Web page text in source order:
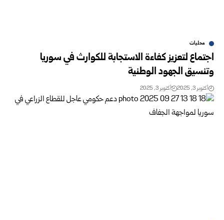
محليات
اجتماع لتعزيز كفاءة الاستجابة للكوارث في سوريا
وتنسيق الجهود الوطنية
أكتوبر 3, 2025 أكتوبر 3, 2025